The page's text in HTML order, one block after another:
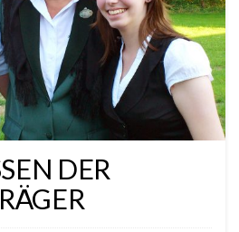
DER W